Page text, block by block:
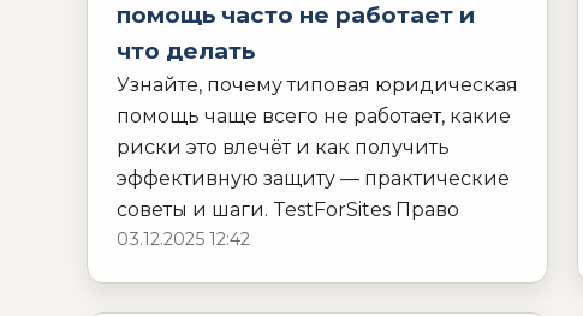
помощь часто не работает и
что делать
Узнайте, почему типовая юридическая
помощь чаще всего не работает, какие
риски это влечёт и как получить
эффективную защиту — практические
советы и шаги. TestForSites Право
03.12.2025 12:42